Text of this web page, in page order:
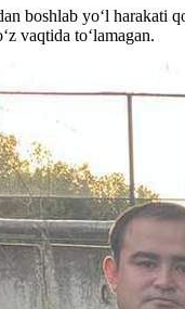
boshlab yo‘l harakati
vaqtida to‘lamagan.